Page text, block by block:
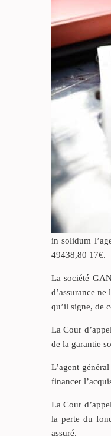
in solidum
49438,80 17€.
La société
d’assurance
qu’il signe, de
La Cour
de la garantie
L’agent
financer
La Cour
la perte du
assuré.